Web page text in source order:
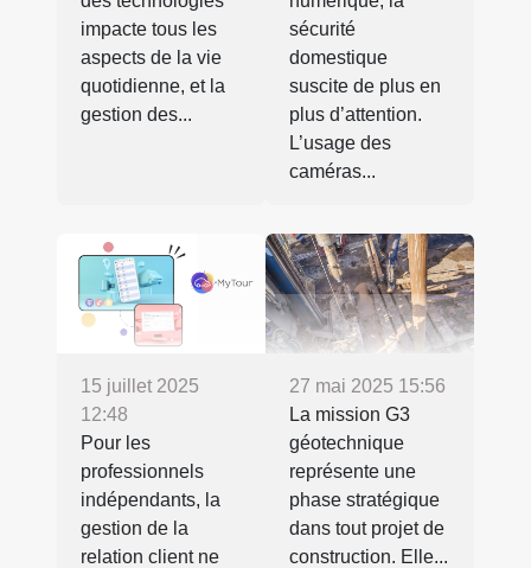
impacte tous les
aspects de la vie
quotidienne, et la
gestion des...
sécurité
domestique
suscite de plus en
plus d’attention.
L’usage des
caméras...
15 juillet 2025
12:48
Pour les
professionnels
indépendants, la
gestion de la
relation client ne
27 mai 2025 15:56
La mission G3
géotechnique
représente une
phase stratégique
dans tout projet de
construction. Elle...